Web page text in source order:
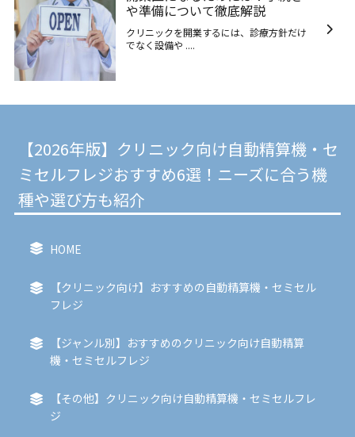
や準備について徹底解説
クリニックを開業するには、診療方針だけ
でなく設備や ....
【2026年版】クリニック向け自動精算機・セ
ミセルフレジおすすめ6選！ニーズに合う機
種や選び方も紹介
HOME
【クリニック向け】おすすめの自動精算機・セミセル
フレジ
【ジャンル別】おすすめのクリニック向け自動精算
機・セミセルフレジ
【その他】クリニック向け自動精算機・セミセルフレ
ジ